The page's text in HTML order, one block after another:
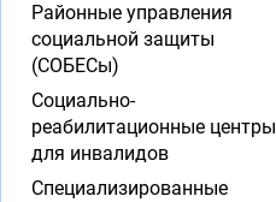
Районные управления
социальной защиты
(СОБЕСы)
Социально-
реабилитационные центры
для инвалидов
Специализированные